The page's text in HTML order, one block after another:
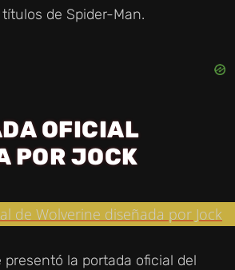
de Spider-Man.
OFICIAL
POR JOCK
la portada oficial del